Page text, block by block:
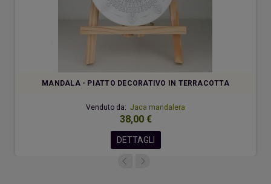
MANDALA - PIATTO DECORATIVO IN TERRACOTTA
Venduto da: Jaca mandalera
38,00 €
DETTAGLI